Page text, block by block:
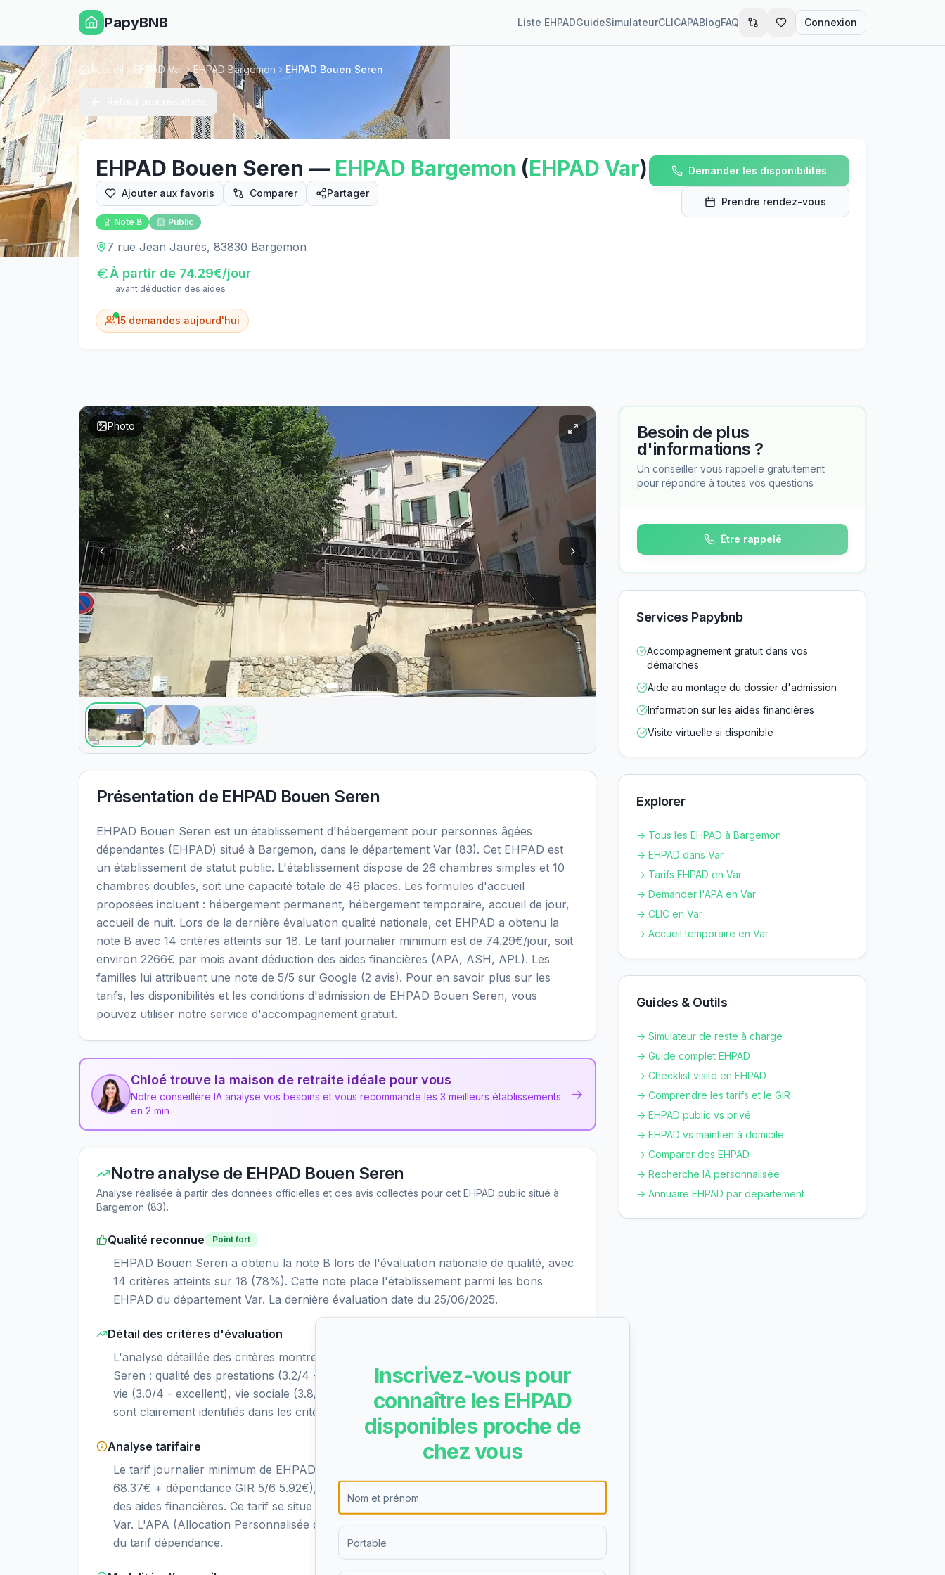
PapyBNB Liste EHPADGuideSimulateurCLICAPABlogFAQ Connexion
Accueil EHPAD Var EHPAD Bargemon EHPAD Bouen Seren
EHPAD Bouen Seren — EHPAD Bargemon (EHPAD Var)
Ajouter aux favoris Comparer Partager
Note B Public
7 rue Jean Jaurès, 83830 Bargemon
À partir de 74.29€/jour
avant déduction des aides
15 demandes aujourd'hui
Demander les disponibilités
Prendre rendez-vous
Photo
Présentation de EHPAD Bouen Seren
EHPAD Bouen Seren est un établissement d'hébergement pour personnes âgées
dépendantes (EHPAD) situé à Bargemon, dans le département Var (83). Cet EHPAD est
un établissement de statut public. L'établissement dispose de 26 chambres simples et 10
chambres doubles, soit une capacité totale de 46 places. Les formules d'accueil
proposées incluent : hébergement permanent, hébergement temporaire, accueil de jour,
accueil de nuit. Lors de la dernière évaluation qualité nationale, cet EHPAD a obtenu la
note B avec 14 critères atteints sur 18. Le tarif journalier minimum est de 74.29€/jour, soit
environ 2266€ par mois avant déduction des aides financières (APA, ASH, APL). Les
familles lui attribuent une note de 5/5 sur Google (2 avis). Pour en savoir plus sur les
tarifs, les disponibilités et les conditions d'admission de EHPAD Bouen Seren, vous
pouvez utiliser notre service d'accompagnement gratuit.
Chloé trouve la maison de retraite idéale pour vous
Notre conseillère IA analyse vos besoins et vous recommande les 3 meilleurs établissements
en 2 min
→
Notre analyse de EHPAD Bouen Seren
Analyse réalisée à partir des données officielles et des avis collectés pour cet EHPAD public situé à
Bargemon (83).
Qualité reconnue Point fort
EHPAD Bouen Seren a obtenu la note B lors de l'évaluation nationale de qualité, avec
14 critères atteints sur 18 (78%). Cette note place l'établissement parmi les bons
EHPAD du département Var. La dernière évaluation date du 25/06/2025.
Détail des critères d'évaluation
L'analyse détaillée des critères montre les résultats suivants pour EHPAD Bouen
Seren : qualité des prestations (3.2/4 - excellent), nutrition (3.1/4 - excellent), cadre de
vie (3.0/4 - excellent), vie sociale (3.8/4 - excellent). Les points forts de l'établissement
sont clairement identifiés dans les critères les mieux notés.
Analyse tarifaire
Le tarif journalier minimum de EHPAD Bouen Seren est de 74.29€/jour (hébergement
68.37€ + dépendance GIR 5/6 5.92€), soit environ 2266€ par mois avant déduction
des aides financières. Ce tarif se situe dans la moyenne des EHPAD du département
Var. L'APA (Allocation Personnalisée d'Autonomie) peut couvrir une partie significative
du tarif dépendance.
Besoin de plus
d'informations ?
Un conseiller vous rappelle gratuitement
pour répondre à toutes vos questions
Être rappelé
Services Papybnb
Accompagnement gratuit dans vos
démarches
Aide au montage du dossier d'admission
Information sur les aides financières
Visite virtuelle si disponible
Explorer
→ Tous les EHPAD à Bargemon
→ EHPAD dans Var
→ Tarifs EHPAD en Var
→ Demander l'APA en Var
→ CLIC en Var
→ Accueil temporaire en Var
Guides & Outils
→ Simulateur de reste à charge
→ Guide complet EHPAD
→ Checklist visite en EHPAD
→ Comprendre les tarifs et le GIR
→ EHPAD public vs privé
→ EHPAD vs maintien à domicile
→ Comparer des EHPAD
→ Recherche IA personnalisée
→ Annuaire EHPAD par département
Inscrivez-vous pour
connaître les EHPAD
disponibles proche de
chez vous